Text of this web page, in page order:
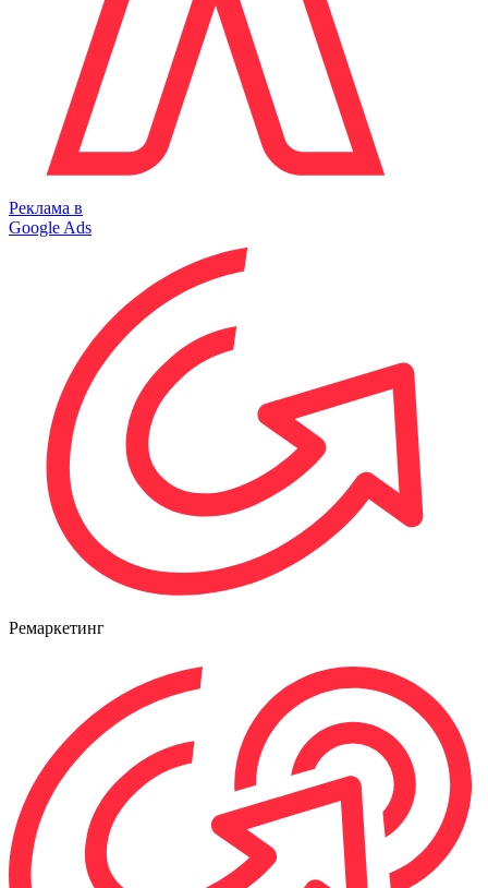
Реклама в
Google Ads
Ремаркетинг